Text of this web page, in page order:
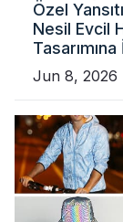
Özel
Nesil Evcil
Jun 8, 2026